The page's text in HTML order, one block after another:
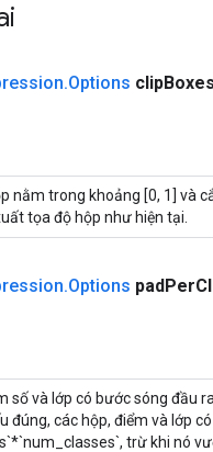
.Options clip
nằm trong khoảng [0, 1] và
tọa độ hộp như hiện tại.
.Options padPer
số và lớp có bước sóng đầu
đúng, các hộp, điểm và lớp
trừ khi nó